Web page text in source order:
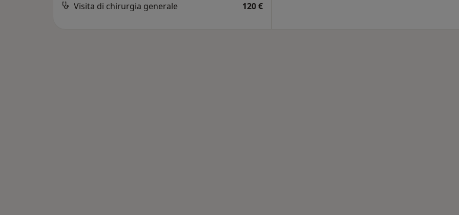
Visita di chirurgia generale 120 €